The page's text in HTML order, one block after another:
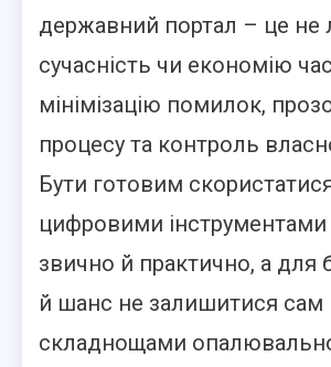
державний портал – це не
сучасність чи економію
мінімізацію помилок,
процесу та контроль
Бути готовим
цифровими
звично й практично, а для
й шанс не залишитися сам
складнощами